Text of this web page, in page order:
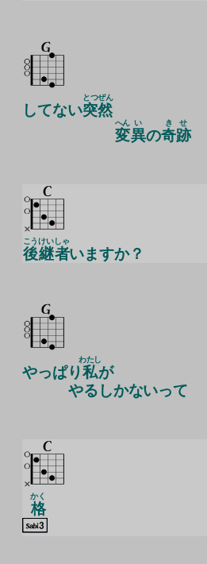
してない突然
とつぜん
変
へん
異
い
の奇
き
跡
せ
後
こう
継
けい
者
しゃ
いますか？
やっぱり 私
わたし
が
やるしかないって
格
かく